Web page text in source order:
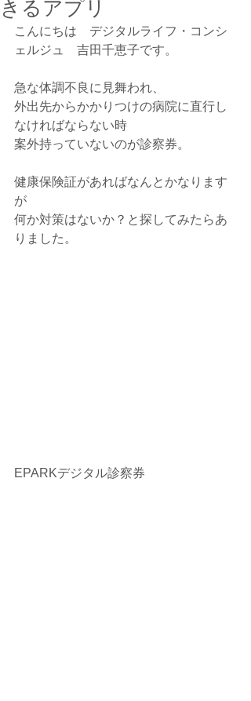
きるアプリ
こんにちは　デジタルライフ・コンシ
ェルジュ　吉田千恵子です。
急な体調不良に見舞われ、
外出先からかかりつけの病院に直行し
なければならない時
案外持っていないのが診察券。
健康保険証があればなんとかなります
が
何か対策はないか？と探してみたらあ
りました。
EPARKデジタル診察券